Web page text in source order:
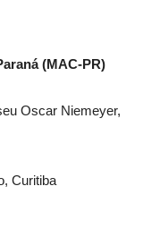
(MAC-PR)
Oscar Niemeyer,
Curitiba